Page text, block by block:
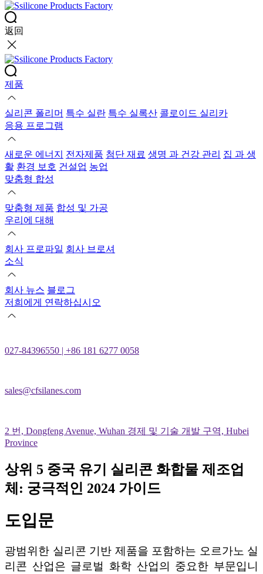
返回
제품
실리콘 폴리머 특수 실란 특수 실록산 콜로이드 실리카
응용 프로그램
새로운 에너지 전자제품 첨단 재료 생명 과 건강 관리 집 과 생
활 환경 보호 건설업 농업
맞춤형 합성
맞춤형 제품 합성 및 가공
우리에 대해
회사 프로파일 회사 브로셔
소식
회사 뉴스 블로그
저희에게 연락하십시오
027-84396550 | +86 181 6277 0058
sales@cfsilanes.com
2 번, Dongfeng Avenue, Wuhan 경제 및 기술 개발 구역, Hubei
Province
상위 5 중국 유기 실리콘 화합물 제조업
체: 궁극적인 2024 가이드
도입문
광범위한 실리콘 기반 제품을 포함하는 오르가노 실
리콘 산업은 글로벌 화학 산업의 중요한 부문입니